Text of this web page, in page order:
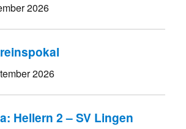
2026
2026
Hellern 2 – SV Lingen